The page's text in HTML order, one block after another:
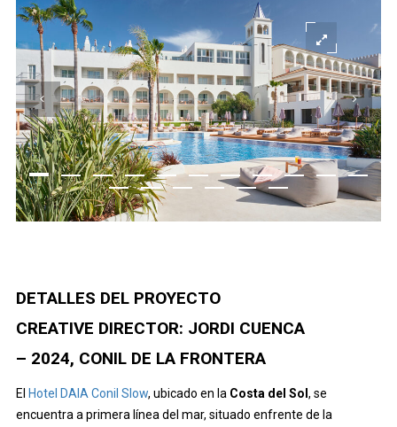
DETALLES DEL PROYECTO
CREATIVE DIRECTOR: JORDI CUENCA
– 2024, CONIL DE LA FRONTERA
El Hotel DAIA Conil Slow, ubicado en la Costa del Sol , se
encuentra a primera línea del mar, situado enfrente de la